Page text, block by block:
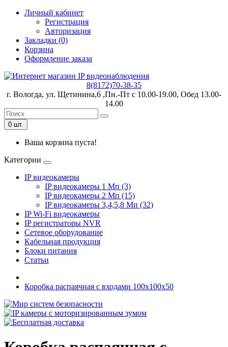
Личный кабинет
Регистрация
Авторизация
Закладки (0)
Корзина
Оформление заказа
8(8172)70-38-35
г. Вологда, ул. Щетинина,6 ,Пн.-Пт с 10.00-19.00, Обед 13.00-
14.00
0 шт.
Ваша корзина пуста!
Категории
IP видеокамеры
IP видеокамеры 1 Мп (3)
IP видеокамеры 2 Мп (15)
IP видеокамеры 3,4,5,8 Мп (32)
IP Wi-Fi видеокамеры
IP регистраторы NVR
Сетевое оборудование
Кабельная продукция
Блоки питания
Статьи
Коробка распаячная с входами 100х100х50